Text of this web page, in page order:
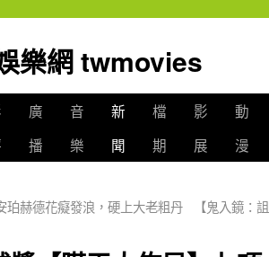
樂網 twmovies
廣
播
音
樂
新
聞
檔
期
影
展
動
漫
珀赫德花癡發浪，硬上大老粗丹
【鬼入鏡：